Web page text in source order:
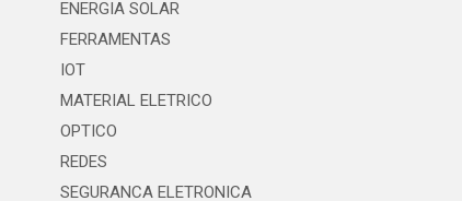
ENERGIA SOLAR
FERRAMENTAS
IOT
MATERIAL ELETRICO
OPTICO
REDES
SEGURANCA ELETRONICA